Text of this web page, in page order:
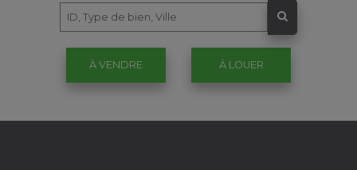
À VENDRE À LOUER